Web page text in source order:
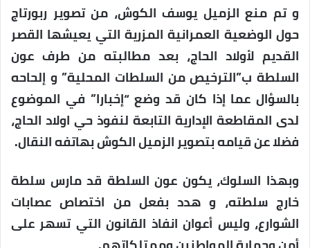
و تم منع الزميل يوسف الكوش، من تصوير ربورتاج
حول الوضعية العمرانية المزرية التي يعيشها القصر
القديم لأولاد الحاج، بعد مطالبته من طرف عون
السلطة ب”الترخيص من السلطات المحلية” و إلحاحه
بالسؤال عما إذا كان قد وضع “إخبارا” في الموضوع
لدى المقاطعة الإدارية التابعة لنفوذ حي اولاد الحاج،
فضلا عن قيامه بتصوير الزميل الكوش بهاتفه النقال.
وبهذا السلوك، يكون عون السلطة قد مارس سلطة
خارج سلطته، و هدد بفعل من اختصاص عصابات
الشوارع، وليس أعوان انفاذ القانون التي تسهر على